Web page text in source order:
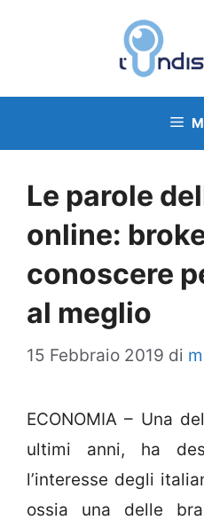
Le parole
online:
conoscere
al meglio
15 Febbraio 2019 di
ECONOMIA – Una
ultimi anni, ha
l’interesse degli
ossia una delle